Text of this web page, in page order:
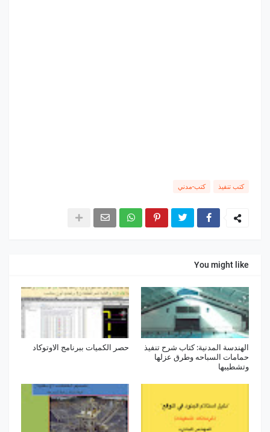
كتب تنفيذ كتب-مدني
You might like
الهندسة المدنية: كتاب شرح تنفيذ
حمامات السباحه وطرق عزلها
وتشطيبها
حصر الكميات ببرنامج الاوتوكاد